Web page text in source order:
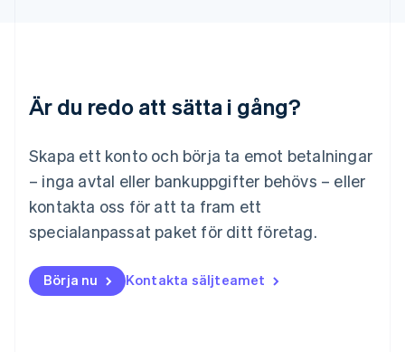
Är du redo att sätta i gång?
Skapa ett konto och börja ta emot betalningar
– inga avtal eller bankuppgifter behövs – eller
kontakta oss för att ta fram ett
specialanpassat paket för ditt företag.
Börja nu Kontakta säljteamet
FrançaisDeutschEnglish
Malta
English
Mexiko
Español English
Nederländerna
Norge
English